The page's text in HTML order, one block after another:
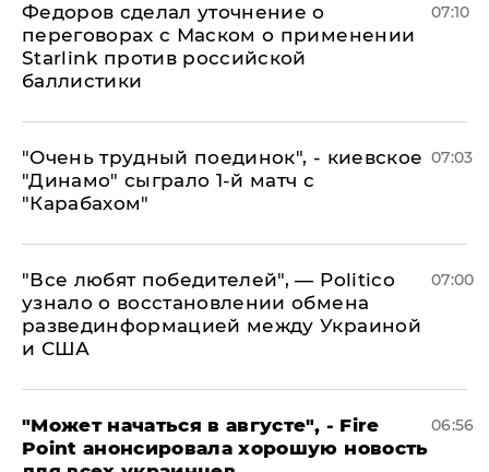
Федоров сделал уточнение о
переговорах с Маском о применении
Starlink против российской
баллистики
07:10
"Очень трудный поединок", - киевское
"Динамо" сыграло 1-й матч с
"Карабахом"
07:03
​"Все любят победителей", — Politico
узнало о восстановлении обмена
развединформацией между Украиной
и США
07:00
"Может начаться в августе", - Fire
Point анонсировала хорошую новость
06:56